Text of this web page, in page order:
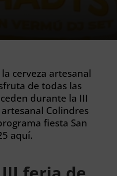
cerveza artesanal
de todas las
durante la III
Colindres
fiesta San
aquí.